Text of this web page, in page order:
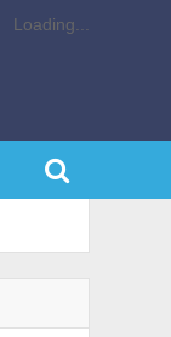
Loading...